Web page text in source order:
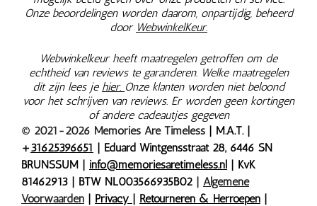
Onze beoordelingen worden daarom, onpartijdig, beheerd
door WebwinkelKeur.
Webwinkelkeur heeft maatregelen getroffen om de
echtheid van reviews te garanderen. Welke maatregelen
dit zijn lees je hier. Onze klanten worden niet beloond
voor het schrijven van reviews. Er worden geen kortingen
of andere cadeautjes gegeven
© 2021-2026 Memories Are Timeless | M.A.T. |
+31625396651 | Eduard Wintgensstraat 28, 6446 SN
BRUNSSUM | info@memoriesaretimeless.nl | KvK
81462913 | BTW NL003566935B02 | Algemene
Voorwaarden | Privacy | Retourneren & Herroepen |